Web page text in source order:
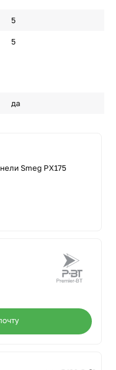
5
5
да
Smeg PX175